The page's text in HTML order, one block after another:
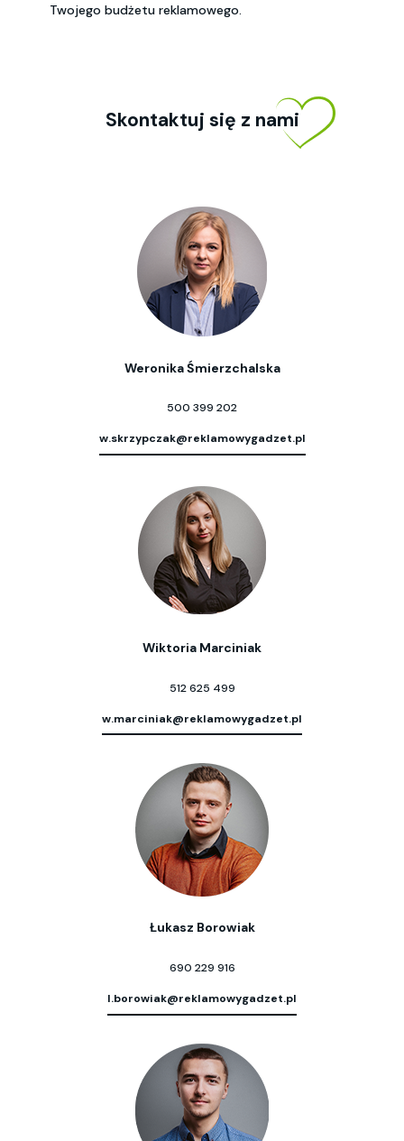
Twojego budżetu reklamowego.
Skontaktuj się z nami
Weronika Śmierzchalska
500 399 202
w.skrzypczak@reklamowygadzet.pl
Wiktoria Marciniak
512 625 499
w.marciniak@reklamowygadzet.pl
Łukasz Borowiak
690 229 916
l.borowiak@reklamowygadzet.pl